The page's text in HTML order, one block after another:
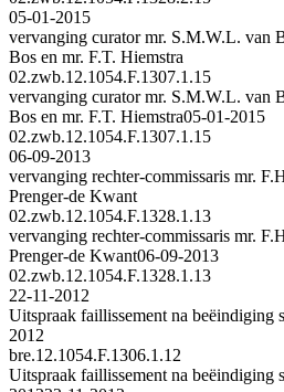
05-01-2015
vervanging curator mr. S.M.W.L. van
Bos en mr. F.T. Hiemstra
02.zwb.12.1054.F.1307.1.15
vervanging curator mr. S.M.W.L. van
Bos en mr. F.T. Hiemstra05-01-2015
02.zwb.12.1054.F.1307.1.15
06-09-2013
vervanging rechter-commissaris mr.
Prenger-de Kwant
02.zwb.12.1054.F.1328.1.13
vervanging rechter-commissaris mr.
Prenger-de Kwant06-09-2013
02.zwb.12.1054.F.1328.1.13
22-11-2012
Uitspraak faillissement na beëindiging
2012
bre.12.1054.F.1306.1.12
Uitspraak faillissement na beëindiging